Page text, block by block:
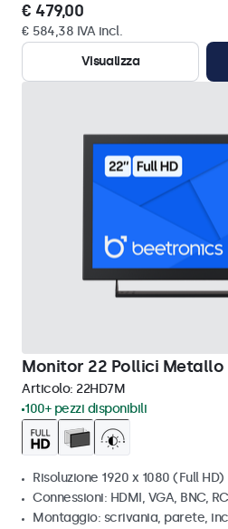
€ 479,00
€ 584,38 IVA incl.
Visualizza
Monitor 22 Pollici Metallo
Articolo: 22HD7M
100+ pezzi disponibili
Risoluzione 1920 x 1080 (Full HD)
Connessioni: HDMI, VGA, BNC,
Montaggio: scrivania, parete,